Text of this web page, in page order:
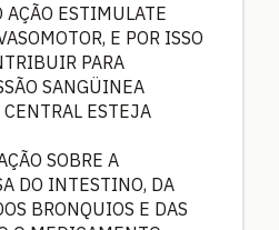
AÇÃO ESTIMULATE
E POR ISSO
PARA
SANGÜINEA
ESTEJA
SOBRE A
DO INTESTINO, DA
BRONQUIOS E DAS